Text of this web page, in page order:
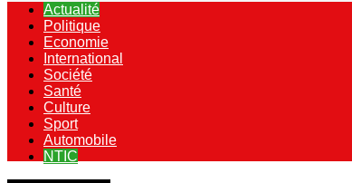
Actualité
Politique
Economie
International
Société
Santé
Culture
Sport
Automobile
NTIC